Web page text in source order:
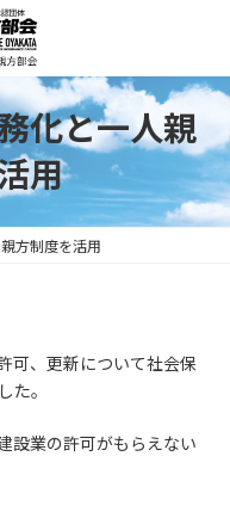
化と一人親
用
方制度を活用
可、更新について社会保
た。
設業の許可がもらえない